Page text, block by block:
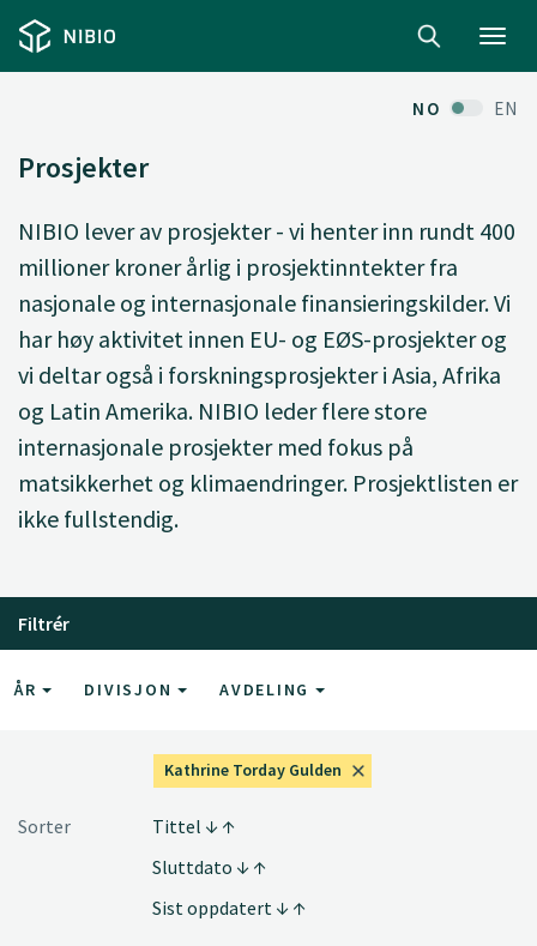
NO EN
Prosjekter
NIBIO lever av prosjekter - vi henter inn rundt 400
millioner kroner årlig i prosjektinntekter fra
nasjonale og internasjonale finansieringskilder. Vi
har høy aktivitet innen EU- og EØS-prosjekter og
vi deltar også i forskningsprosjekter i Asia, Afrika
og Latin Amerika. NIBIO leder flere store
internasjonale prosjekter med fokus på
matsikkerhet og klimaendringer. Prosjektlisten er
ikke fullstendig.
Filtrér
ÅR DIVISJON AVDELING
Kathrine Torday Gulden
Sorter
Tittel
Sluttdato
Sist oppdatert